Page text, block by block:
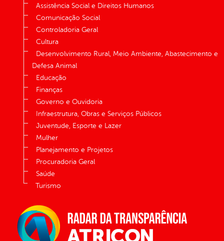
Assistência Social e Direitos Humanos
Comunicação Social
Controladoria Geral
Cultura
Desenvolvimento Rural, Meio Ambiente, Abastecimento e
Defesa Animal
Educação
Finanças
Governo e Ouvidoria
Infraestrutura, Obras e Serviços Públicos
Juventude, Esporte e Lazer
Mulher
Planejamento e Projetos
Procuradoria Geral
Saúde
Turismo